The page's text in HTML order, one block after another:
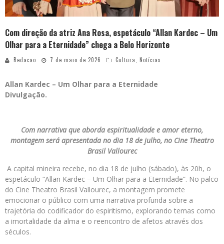
Com direção da atriz Ana Rosa, espetáculo “Allan Kardec – Um
Olhar para a Eternidade” chega a Belo Horizonte
Redacao 7 de maio de 2026 Cultura, Notícias
Allan Kardec – Um Olhar para a Eternidade
Divulgação.
Com narrativa que aborda espiritualidade e amor eterno,
montagem será apresentada no dia 18 de julho, no Cine Theatro
Brasil Vallourec
A capital mineira recebe, no dia 18 de julho (sábado), às 20h, o
espetáculo “Allan Kardec – Um Olhar para a Eternidade”. No palco
do Cine Theatro Brasil Vallourec, a montagem promete
emocionar o público com uma narrativa profunda sobre a
trajetória do codificador do espiritismo, explorando temas como
a imortalidade da alma e o reencontro de afetos através dos
séculos.